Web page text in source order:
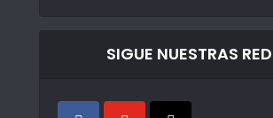
SIGUE NUESTRAS